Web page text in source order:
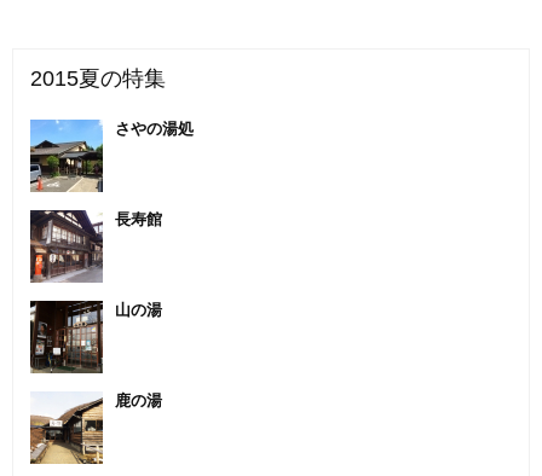
2015夏の特集
さやの湯処
長寿館
山の湯
鹿の湯